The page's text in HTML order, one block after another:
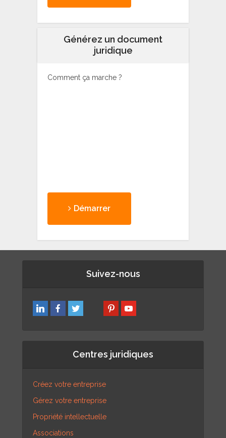
Générez un document
juridique
Comment ça marche ?
Démarrer
Suivez-nous
Centres juridiques
Créez votre entreprise
Gérez votre entreprise
Propriété intellectuelle
Associations